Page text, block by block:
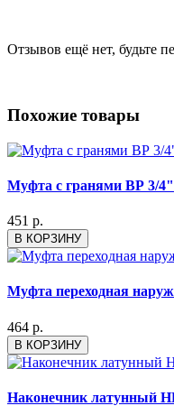
Отзывов ещё нет, будьте
Похожие товары
Муфта с гранями ВР 3/4"
451 р.
В КОРЗИНУ
Муфта переходная
464 р.
В КОРЗИНУ
Наконечник латунный